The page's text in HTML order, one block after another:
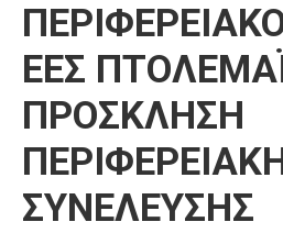
Προσκλήσεις
Αποφάσεις
Τηλέφωνα
Καιρός
ΕΕΣ
ΠΡΟΣΚΛΗΣΗ
ΣΥΝΕΛΕΥΣΗΣ